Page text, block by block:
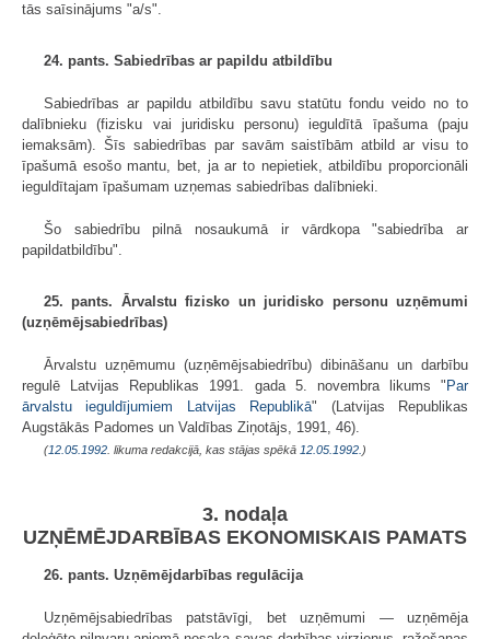
tās saīsinājums "a/s".
24. pants. Sabiedrības ar papildu atbildību
Sabiedrības ar papildu atbildību savu statūtu fondu veido no to
dalībnieku (fizisku vai juridisku personu) ieguldītā īpašuma (paju
iemaksām). Šīs sabiedrības par savām saistībām atbild ar visu to
īpašumā esošo mantu, bet, ja ar to nepietiek, atbildību proporcionāli
ieguldītajam īpašumam uzņemas sabiedrības dalībnieki.
Šo sabiedrību pilnā nosaukumā ir vārdkopa "sabiedrība ar
papildatbildību".
25. pants. Ārvalstu fizisko un juridisko personu uzņēmumi
(uzņēmējsabiedrības)
Ārvalstu uzņēmumu (uzņēmējsabiedrību) dibināšanu un darbību
regulē Latvijas Republikas 1991. gada 5. novembra likums " Par
ārvalstu ieguldījumiem Latvijas Republikā" (Latvijas Republikas
Augstākās Padomes un Valdības Ziņotājs, 1991, 46).
(12.05.1992 . likuma redakcijā, kas stājas spēkā 12.05.1992. )
3. nodaļa
UZŅĒMĒJDARBĪBAS EKONOMISKAIS PAMATS
26. pants. Uzņēmējdarbības regulācija
Uzņēmējsabiedrības patstāvīgi, bet uzņēmumi — uzņēmēja